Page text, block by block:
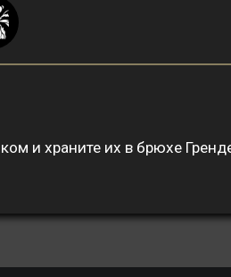
и храните их в брюхе